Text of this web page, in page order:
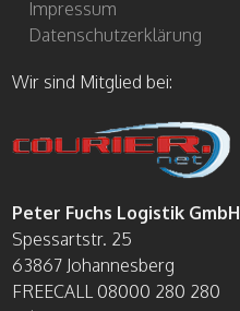
Impressum
Datenschutzerklärung
Wir sind Mitglied bei:
Peter Fuchs Logistik GmbH
Spessartstr. 25
63867 Johannesberg
FREECALL 08000 280 280